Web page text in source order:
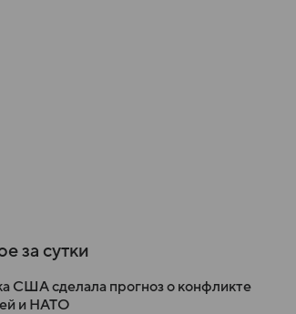
за сутки
США сделала прогноз о конфликте
и НАТО